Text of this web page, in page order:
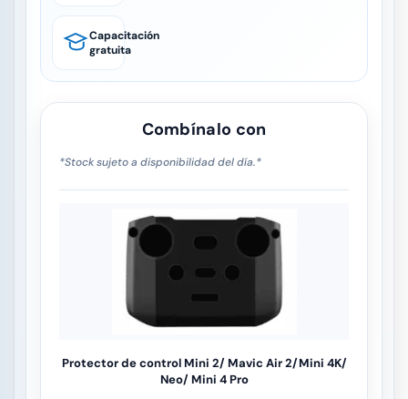
Capacitación
gratuita
Combínalo con
*Stock sujeto a disponibilidad del día.*
Protector de control Mini 2/ Mavic Air 2/Mini 4K/
Neo/ Mini 4 Pro